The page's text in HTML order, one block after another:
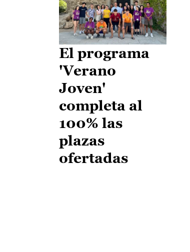
El programa
'Verano
Joven'
completa al
100% las
plazas
ofertadas